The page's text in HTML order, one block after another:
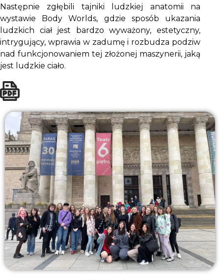
Następnie zgłębili tajniki ludzkiej anatomii na
wystawie Body Worlds, gdzie sposób ukazania
ludzkich ciał jest bardzo wyważony, estetyczny,
intrygujący, wprawia w zadumę i rozbudza podziw
nad funkcjonowaniem tej złożonej maszynerii, jaką
jest ludzkie ciało.